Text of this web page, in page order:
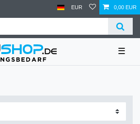
EUR 0,00 EUR
☰